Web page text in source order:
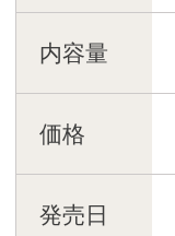
内容量
価格
発売日